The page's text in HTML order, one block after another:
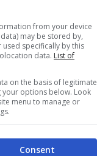
pareggiato
di grosse
promettenti
from your device
may be stored by,
specifically by this
data. List of
on the basis of legitimate
your options below. Look
menu to manage or
Consent